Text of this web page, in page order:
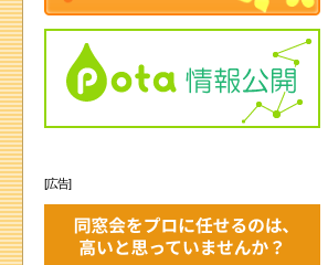
[広告]